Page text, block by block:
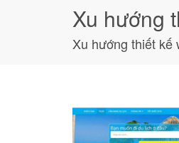
Xu hướng
Xu hướng thiết kế